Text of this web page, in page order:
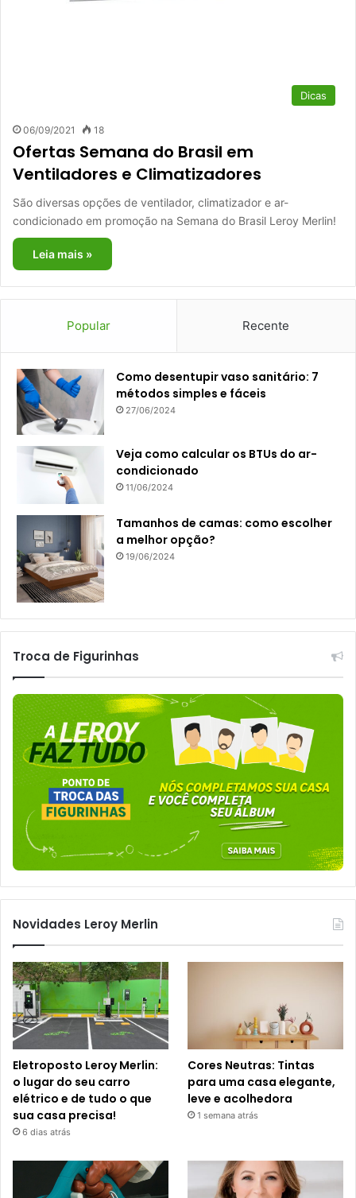
Dicas
06/09/2021 18
Ofertas Semana do Brasil em
Ventiladores e Climatizadores
São diversas opções de ventilador, climatizador e ar-
condicionado em promoção na Semana do Brasil Leroy Merlin!
Leia mais »
Popular Recente
Como desentupir vaso sanitário: 7
métodos simples e fáceis
27/06/2024
Veja como calcular os BTUs do ar-
condicionado
11/06/2024
Tamanhos de camas: como escolher
a melhor opção?
19/06/2024
Troca de Figurinhas
Novidades Leroy Merlin
Eletroposto Leroy Merlin:
o lugar do seu carro
elétrico e de tudo o que
sua casa precisa!
6 dias atrás
Cores Neutras: Tintas
para uma casa elegante,
leve e acolhedora
1 semana atrás